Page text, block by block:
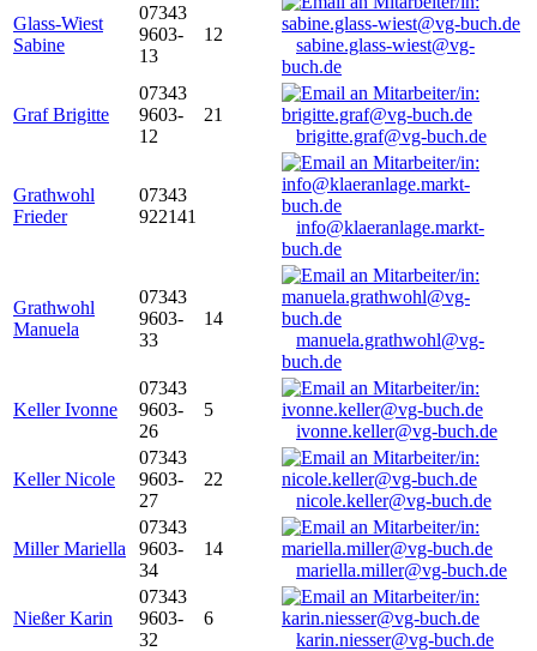
Glass-Wiest
Sabine
07343
9603-
13
12
sabine.glass-wiest@vg-
buch.de
Graf Brigitte
07343
9603-
12
21
brigitte.graf@vg-buch.de
Grathwohl
Frieder
07343
922141
info@klaeranlage.markt-
buch.de
Grathwohl
Manuela
07343
9603-
33
14
manuela.grathwohl@vg-
buch.de
Keller Ivonne
07343
9603-
26
5
ivonne.keller@vg-buch.de
Keller Nicole
07343
9603-
27
22
nicole.keller@vg-buch.de
Miller Mariella
07343
9603-
34
14
mariella.miller@vg-buch.de
Nießer Karin
07343
9603-
32
6
karin.niesser@vg-buch.de